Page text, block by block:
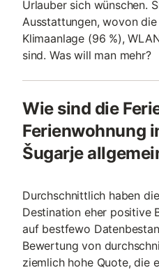
Urlauber sich wünschen.
Ausstattungen, wovon
Klimaanlage (96 %),
sind. Was will man mehr?
Wie sind die
Ferienwohnung
Šugarje
Durchschnittlich haben
Destination eher positive
auf bestfewo
Bewertung von
ziemlich hohe Quote, die